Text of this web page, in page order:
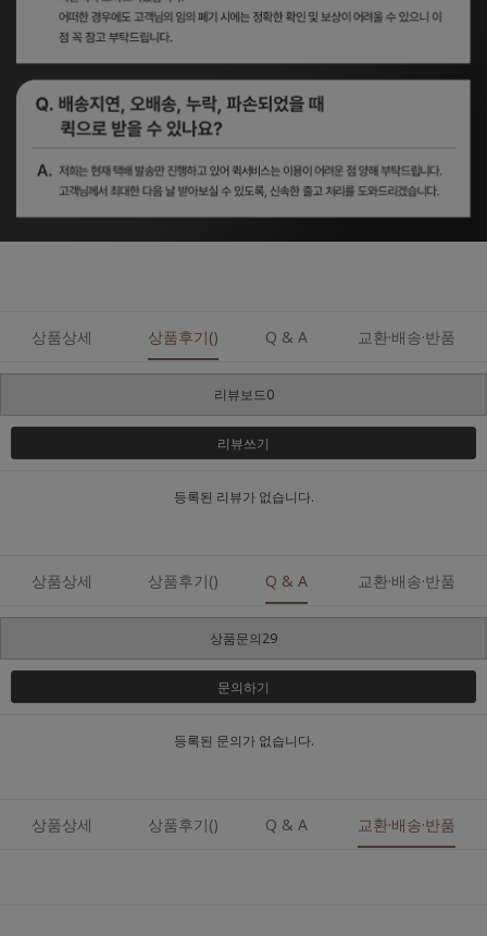
상품상세 상품후기() Q & A 교환·배송·반품
리뷰보드0
리뷰쓰기
등록된 리뷰가 없습니다.
상품상세 상품후기() Q & A 교환·배송·반품
상품문의29
문의하기
등록된 문의가 없습니다.
상품상세 상품후기() Q & A 교환·배송·반품